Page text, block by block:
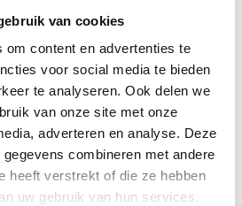
van cookies
om content en advertenties te
voor social media te bieden
te analyseren. Ook delen we
van onze site met onze
adverteren en analyse. Deze
combineren met andere
heeft verstrekt of die ze hebben
uw gebruik van hun services.